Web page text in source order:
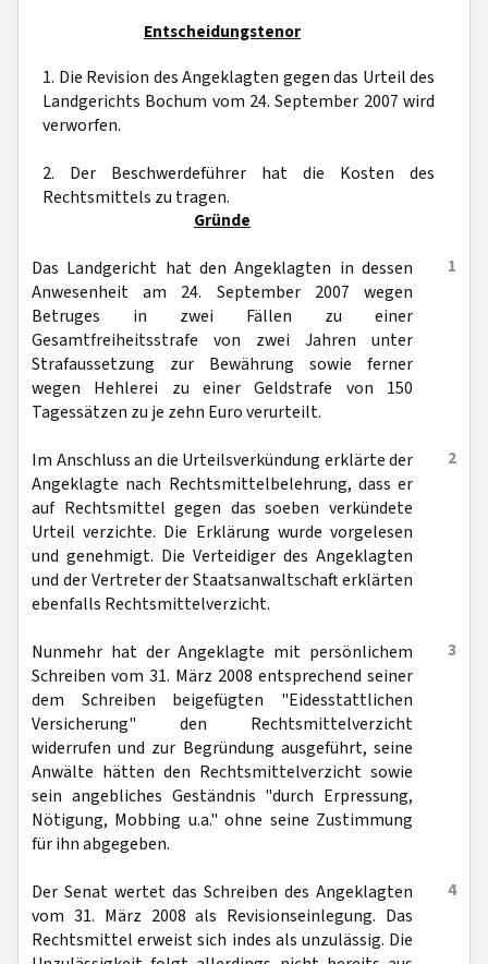
Entscheidungstenor
1. Die Revision des Angeklagten gegen das Urteil des
Landgerichts Bochum vom 24. September 2007 wird
verworfen.
2. Der Beschwerdeführer hat die Kosten des
Rechtsmittels zu tragen.
Gründe
1
Das Landgericht hat den Angeklagten in dessen
Anwesenheit am 24. September 2007 wegen
Betruges in zwei Fällen zu einer
Gesamtfreiheitsstrafe von zwei Jahren unter
Strafaussetzung zur Bewährung sowie ferner
wegen Hehlerei zu einer Geldstrafe von 150
Tagessätzen zu je zehn Euro verurteilt.
2
Im Anschluss an die Urteilsverkündung erklärte der
Angeklagte nach Rechtsmittelbelehrung, dass er
auf Rechtsmittel gegen das soeben verkündete
Urteil verzichte. Die Erklärung wurde vorgelesen
und genehmigt. Die Verteidiger des Angeklagten
und der Vertreter der Staatsanwaltschaft erklärten
ebenfalls Rechtsmittelverzicht.
3
Nunmehr hat der Angeklagte mit persönlichem
Schreiben vom 31. März 2008 entsprechend seiner
dem Schreiben beigefügten "Eidesstattlichen
Versicherung" den Rechtsmittelverzicht
widerrufen und zur Begründung ausgeführt, seine
Anwälte hätten den Rechtsmittelverzicht sowie
sein angebliches Geständnis "durch Erpressung,
Nötigung, Mobbing u.a." ohne seine Zustimmung
für ihn abgegeben.
4
Der Senat wertet das Schreiben des Angeklagten
vom 31. März 2008 als Revisionseinlegung. Das
Rechtsmittel erweist sich indes als unzulässig. Die